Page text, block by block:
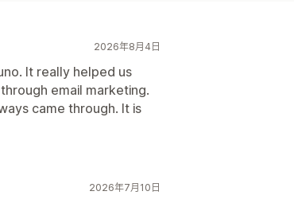
2026年8月4日
It really helped us
email marketing.
came through. It is
2026年7月10日